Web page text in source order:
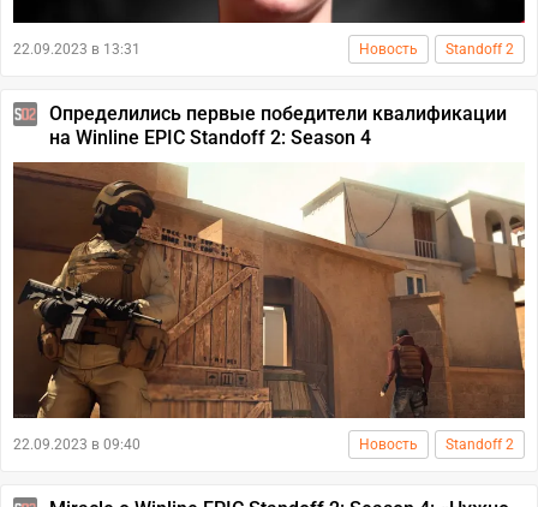
22.09.2023 в 13:31 Новость Standoff 2
Определились первые победители квалификации
на Winline EPIC Standoff 2: Season 4
22.09.2023 в 09:40 Новость Standoff 2